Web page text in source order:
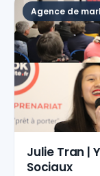
Agence de
Julie Tran |
Sociaux